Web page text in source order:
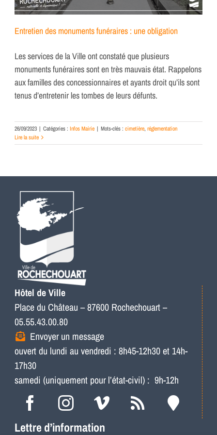
Entretien des monuments funéraires : une obligation
Les services de la Ville ont constaté que plusieurs
monuments funéraires sont en très mauvais état. Rappelons
aux familles des concessionnaires et ayants droit qu’ils sont
tenus d’entretenir les tombes de leurs défunts.
26/09/2023 | Catégories : Infos Mairie | Mots-clés : cimetière, réglementation
Lire la suite
Hôtel de Ville
Place du Château – 87600 Rochechouart –
05.55.43.00.80
Envoyer un message
ouvert du lundi au vendredi : 8h45-12h30 et 14h-
17h30
samedi (uniquement pour l’état-civil) : 9h-12h
Lettre d’information